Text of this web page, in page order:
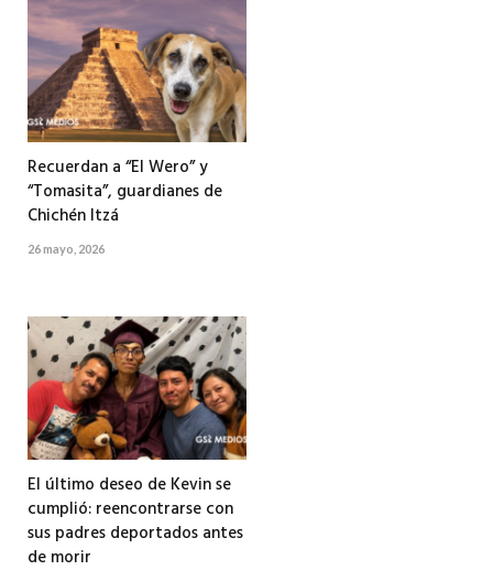
Recuerdan a “El Wero” y
“Tomasita”, guardianes de
Chichén Itzá
26 mayo, 2026
El último deseo de Kevin se
cumplió: reencontrarse con
sus padres deportados antes
de morir